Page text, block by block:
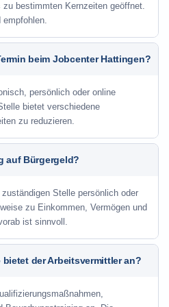
bestimmten Kernzeiten geöffnet.
empfohlen.
beim Jobcenter Hattingen?
persönlich oder online
bietet verschiedene
zu reduzieren.
auf Bürgergeld?
Stelle persönlich oder
zu Einkommen, Vermögen und
ist sinnvoll.
der Arbeitsvermittler an?